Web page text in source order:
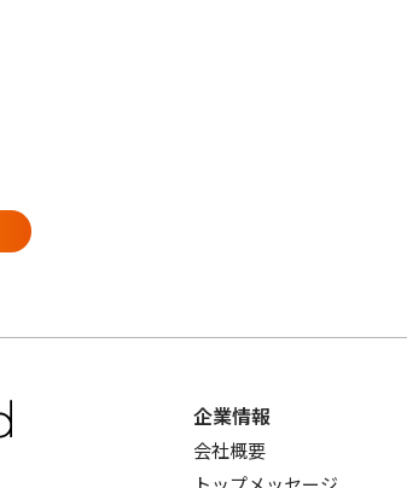
企業情報
会社概要